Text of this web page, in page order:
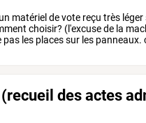
un matériel devote reçu très léger
choisir? (l'excusede la
pas les placessur les panneaux.
des actes